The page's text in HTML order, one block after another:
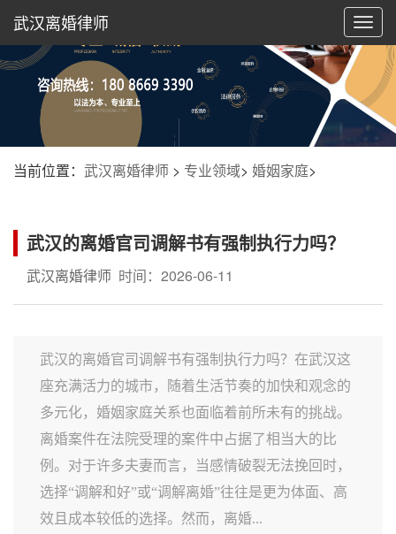
切
换
航
武汉离婚律师
当前位置： 武汉离婚律师 > 专业领域> 婚姻家庭>
武汉的离婚官司调解书有强制执行力吗？
武汉离婚律师 时间：2026-06-11
武汉的离婚官司调解书有强制执行力吗？在武汉这
座充满活力的城市，随着生活节奏的加快和观念的
多元化，婚姻家庭关系也面临着前所未有的挑战。
离婚案件在法院受理的案件中占据了相当大的比
例。对于许多夫妻而言，当感情破裂无法挽回时，
选择“调解和好”或“调解离婚”往往是更为体面、高
效且成本较低的选择。然而，离婚...